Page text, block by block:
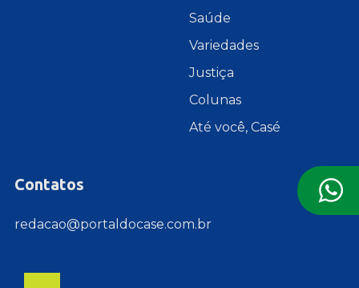
Saúde
Variedades
Justiça
Colunas
Até você, Casé
Contatos
redacao@portaldocase.com.br